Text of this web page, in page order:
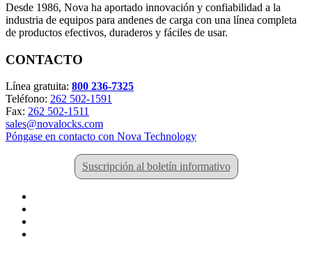
Desde 1986, Nova ha aportado innovación y confiabilidad a la
industria de equipos para andenes de carga con una línea completa
de productos efectivos, duraderos y fáciles de usar.
CONTACTO
Línea gratuita: 800 236-7325
Teléfono: 262 502-1591
Fax: 262 502-1511
sales@novalocks.com
Póngase en contacto con Nova Technology
Suscripción al boletín informativo